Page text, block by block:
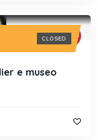
CLOSED
e museo